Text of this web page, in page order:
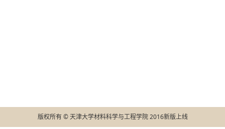
版权所有 © 天津大学材料科学与工程学院 2016新版上线